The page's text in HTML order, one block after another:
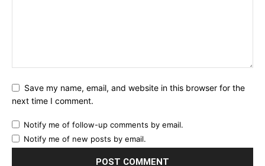
Save my name, email, and website in this browser for the
next time I comment.
Notify me of follow-up comments by email.
Notify me of new posts by email.